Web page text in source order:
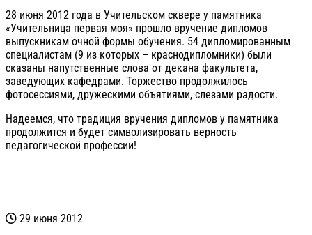
28 июня 2012 года в Учительском сквере у памятника
«Учительница первая моя» прошло вручение дипломов
выпускникам очной формы обучения. 54 дипломированным
специалистам (9 из которых – краснодипломники) были
сказаны напутственные слова от декана факультета,
заведующих кафедрами. Торжество продолжилось
фотосессиями, дружескими объятиями, слезами радости.
Надеемся, что традиция вручения дипломов у памятника
продолжится и будет символизировать верность
педагогической профессии!
29 июня 2012